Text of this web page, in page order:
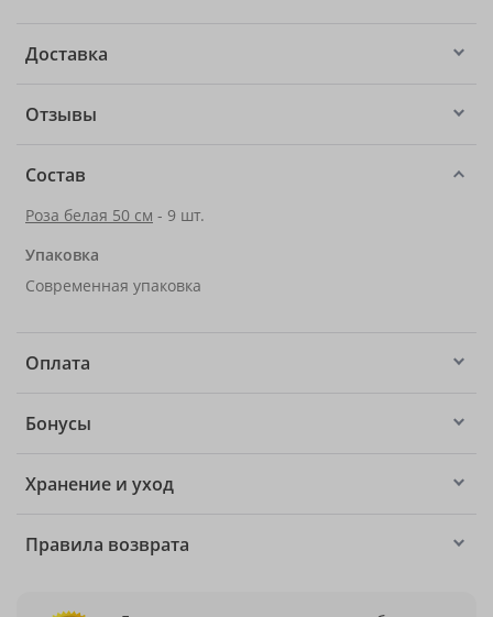
Доставка
Отзывы
Состав
Роза белая 50 см - 9 шт.
Упаковка
Современная упаковка
Оплата
Бонусы
Хранение и уход
Правила возврата